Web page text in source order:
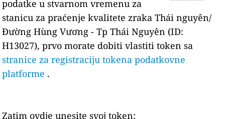
podatke u stvarnom vremenu za
stanicu za praćenje kvalitete zraka Thái nguyên/
Đường Hùng Vương - Tp Thái Nguyên (ID:
H13027), prvo morate dobiti vlastiti token sa
stranice za registraciju tokena podatkovne
platforme .
Zatim ovdje unesite svoj token: